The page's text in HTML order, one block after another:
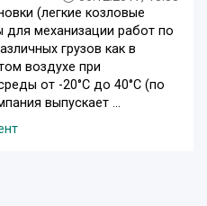
(легкие козловые
механизации работ по
грузов как в
воздухе при
от -20°С до 40°С (по
выпускает ...